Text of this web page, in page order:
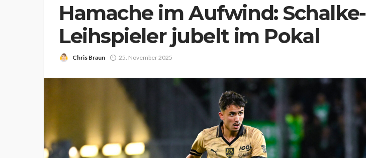
Hamache im Aufwind: Schalke-
Leihspieler jubelt im Pokal
Chris Braun 25. November 2025